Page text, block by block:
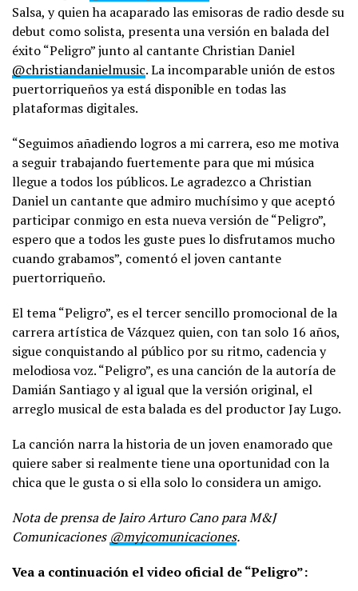
Salsa, y quien ha acaparado las emisoras de radio desde su
debut como solista, presenta una versión en balada del
éxito “Peligro” junto al cantante Christian Daniel
@christiandanielmusic. La incomparable unión de estos
puertorriqueños ya está disponible en todas las
plataformas digitales.
“Seguimos añadiendo logros a mi carrera, eso me motiva
a seguir trabajando fuertemente para que mi música
llegue a todos los públicos. Le agradezco a Christian
Daniel un cantante que admiro muchísimo y que aceptó
participar conmigo en esta nueva versión de “Peligro”,
espero que a todos les guste pues lo disfrutamos mucho
cuando grabamos”, comentó el joven cantante
puertorriqueño.
El tema “Peligro”, es el tercer sencillo promocional de la
carrera artística de Vázquez quien, con tan solo 16 años,
sigue conquistando al público por su ritmo, cadencia y
melodiosa voz. “Peligro”, es una canción de la autoría de
Damián Santiago y al igual que la versión original, el
arreglo musical de esta balada es del productor Jay Lugo.
La canción narra la historia de un joven enamorado que
quiere saber si realmente tiene una oportunidad con la
chica que le gusta o si ella solo lo considera un amigo.
Nota de prensa de Jairo Arturo Cano para M&J
Comunicaciones @myjcomunicaciones.
Vea a continuación el video oficial de “Peligro”: